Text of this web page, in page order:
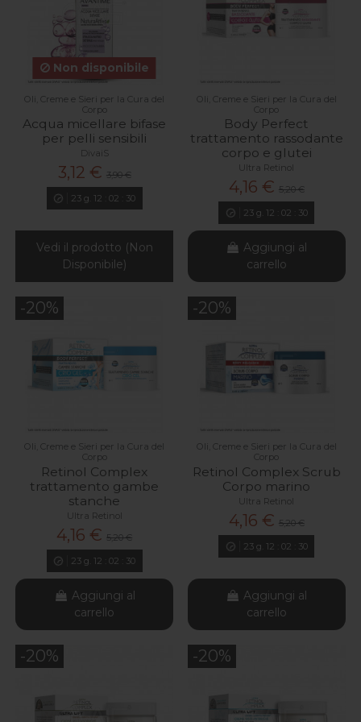
Non disponibile
Oli, Creme e Sieri per la Cura del
Corpo
Acqua micellare bifase
per pelli sensibili
DivaiS
3,12 € 3,90 €
23g. 12 02 29
Vedi il prodotto (Non
Disponibile)
Oli, Creme e Sieri per la Cura del
Corpo
Body Perfect
trattamento rassodante
corpo e glutei
Ultra Retinol
4,16 € 5,20 €
23g. 12 02 29
Aggiungi al
carrello
-20%
Oli, Creme e Sieri per la Cura del
Corpo
Retinol Complex
trattamento gambe
stanche
Ultra Retinol
4,16 € 5,20 €
23g. 12 02 29
Aggiungi al
carrello
-20%
Oli, Creme e Sieri per la Cura del
Corpo
Retinol Complex Scrub
Corpo marino
Ultra Retinol
4,16 € 5,20 €
23g. 12 02 29
Aggiungi al
carrello
-20% -20%